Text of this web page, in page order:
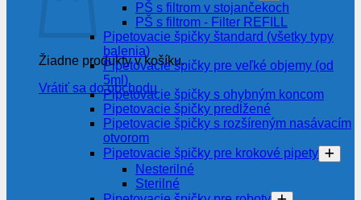
Žiadne produkty v košíku.
Vrátiť sa do obchodu
PŠ s filtrom v stojančekoch
PŠ s filtrom - Filter REFILL
Pipetovacie špičky štandard (všetky typy
balenia)
Pipetovacie špičky pre veľké objemy (od
5ml)
Pipetovacie špičky s ohybným koncom
Pipetovacie špičky predĺžené
Pipetovacie špičky s rozšíreným nasávacím
otvorom
Pipetovacie špičky pre krokové pipety
Nesterilné
Sterilné